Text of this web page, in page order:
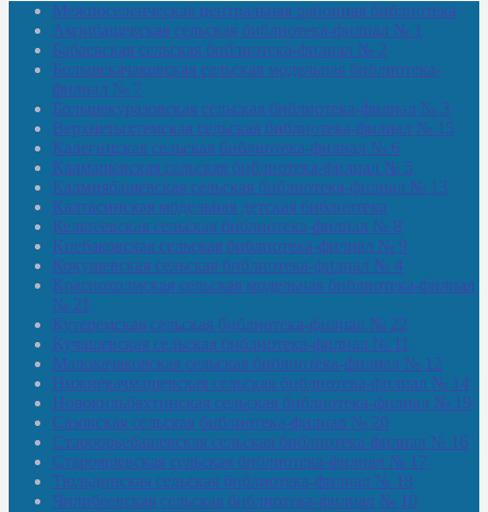
Межпоселенческая центральная районная библиотека
Амзибашевская сельская библиотека-филиал № 1
Бабаевская сельская библиотека-филиал № 2
Большекачаковская сельская модельная библиотека-
филиал № 7
Большекуразовская сельская библиотека-филиал № 3
Верхнетыхтемская сельская библиотека-филиал № 15
Калегинская сельская библиотека-филиал № 6
Калмашевская сельская библиотека-филиал № 5
Калмиябашевская сельская библиотека-филиал № 13
Калтасинская модельная детская библиотека
Кельтеевская сельская библиотека-филиал № 8
Киебаковская сельская библиотека-филиал № 9
Кокушевская сельская библиотека-филиал № 4
Краснохолмская сельская модельная библиотека-филиал
№ 21
Кутеремская сельская библиотека-филиал № 22
Кучашевская сельская библиотека-филиал № 11
Малокачаковская сельская библиотека-филиал № 12
Нижнекачмашевская сельская библиотека-филиал № 14
Новокильбахтинская сельская библиотека-филиал № 19
Сазовская сельская библиотека-филиал № 20
Староорьебашевская сельская библиотека-филиал № 16
Старояшевская сельская библиотека-филиал № 17
Тюльдинская сельская библиотека-филиал № 18
Чилибеевская сельская библиотека-филиал № 10